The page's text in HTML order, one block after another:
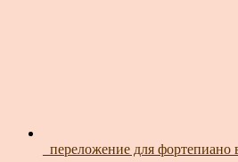
_переложение для фортепиано